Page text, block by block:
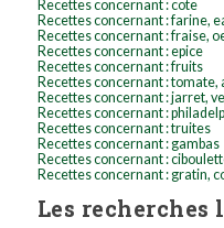
Recettes concernant : cote
Recettes concernant : farine,
Recettes concernant : fraise,
Recettes concernant : epice
Recettes concernant : fruits
Recettes concernant : tomate,
Recettes concernant : jarret,
Recettes concernant :
Recettes concernant : truites
Recettes concernant : gambas
Recettes concernant :
Recettes concernant : gratin,
Les recherches